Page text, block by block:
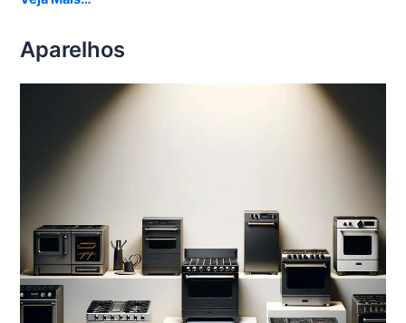
Aparelhos